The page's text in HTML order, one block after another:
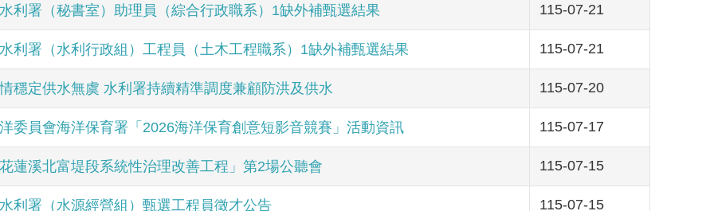
利署（秘書室）助理員（綜合行政職系）1缺外補甄選結果 115-07-21
利署（水利行政組）工程員（土木工程職系）1缺外補甄選結果 115-07-21
穩定供水無虞 水利署持續精準調度兼顧防洪及供水 115-07-20
委員會海洋保育署「2026海洋保育創意短影音競賽」活動資訊 115-07-17
蓮溪北富堤段系統性治理改善工程」第2場公聽會 115-07-15
利署（水源經營組）甄選工程員徵才公告 115-07-15